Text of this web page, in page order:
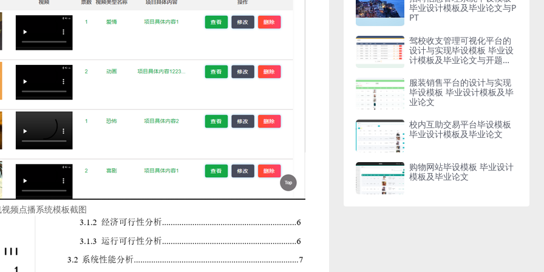
频点播系统模板截图
毕业设计模板及毕业论文与P
PT
驾校收支管理可视化平台的
设计与实现毕设模板 毕业设
计模板及毕业论文与开题报
服装销售平台的设计与实现
毕设模板 毕业设计模板及毕
业论文
校内互助交易平台毕设模板
毕业设计模板及毕业论文
购物网站毕设模板 毕业设计
模板及毕业论文